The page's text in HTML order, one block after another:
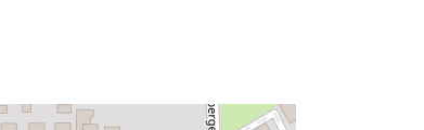
http://data.europa.eu/eli/reg/2009/97